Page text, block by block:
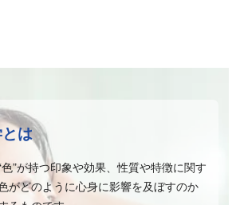
は
”が持つ印象や効果、性質や特徴に関す
がどのように心身に影響を及ぼすのか